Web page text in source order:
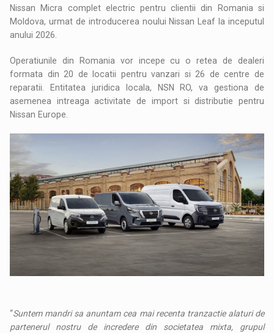
Nissan Micra complet electric pentru clientii din Romania si
Moldova, urmat de introducerea noului Nissan Leaf la inceputul
anului 2026.
Operatiunile din Romania vor incepe cu o retea de dealeri
formata din 20 de locatii pentru vanzari si 26 de centre de
reparatii. Entitatea juridica locala, NSN RO, va gestiona de
asemenea intreaga activitate de import si distributie pentru
Nissan Europe.
“Suntem mandri sa anuntam cea mai recenta tranzactie alaturi de
partenerul nostru de incredere din societatea mixta, grupul